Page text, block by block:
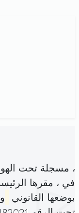
، مسجلة تحت
في ، مقرها
بوضعها القانوني